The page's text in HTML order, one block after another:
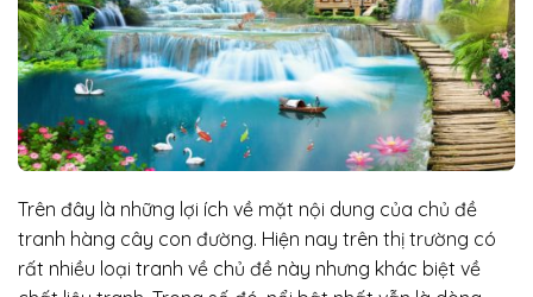
Trên đây là những lợi ích về mặt nội dung của chủ đề
tranh hàng cây con đường. Hiện nay trên thị trường có
rất nhiều loại tranh về chủ đề này nhưng khác biệt về